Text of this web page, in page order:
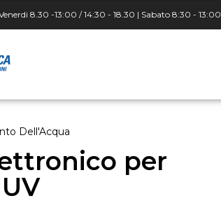
8.30 -13:00 / 14:30 - 18.30 | Sabato 8:30 - 13:00
Dell'Acqua
per